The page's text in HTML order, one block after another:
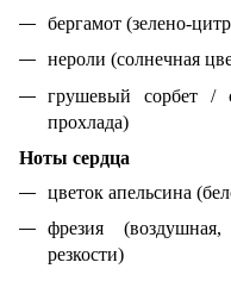
бергамот (зелено-
нероли (солнечная
грушевый сорбет /
прохлада)
Ноты сердца
цветок апельсина
фрезия
резкости)